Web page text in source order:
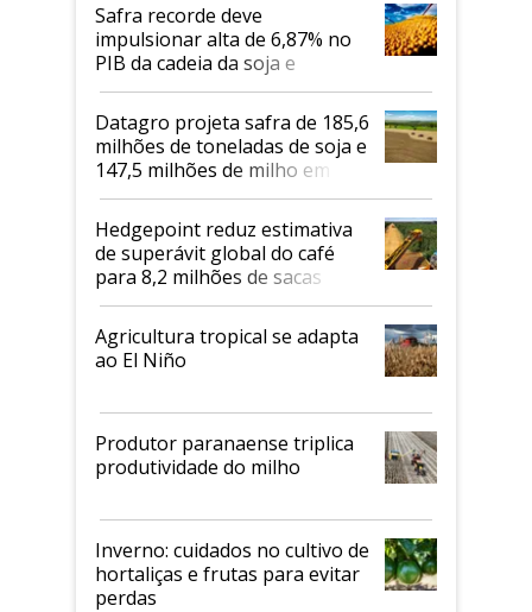
Safra recorde deve
impulsionar alta de 6,87% no
PIB da cadeia da soja e
biodiesel em 2026
Datagro projeta safra de 185,6
milhões de toneladas de soja e
147,5 milhões de milho em
2026/27
Hedgepoint reduz estimativa
de superávit global do café
para 8,2 milhões de sacas
Agricultura tropical se adapta
ao El Niño
Produtor paranaense triplica
produtividade do milho
Inverno: cuidados no cultivo de
hortaliças e frutas para evitar
perdas